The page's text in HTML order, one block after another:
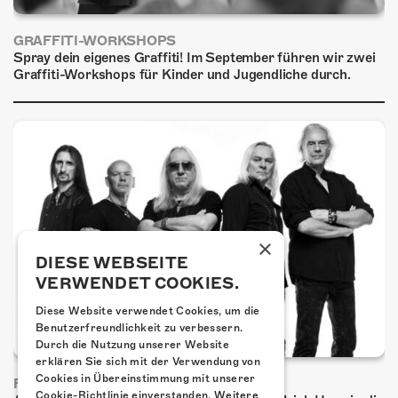
GRAFFITI-WORKSHOPS
Spray dein eigenes Graffiti! Im September führen wir zwei
Graffiti-Workshops für Kinder und Jugendliche durch.
FRISCH BESTÄTIGT: URIAH HEEP
×
DIESE WEBSEITE
VERWENDET COOKIES.
Diese Website verwendet Cookies, um die
Benutzerfreundlichkeit zu verbessern.
Durch die Nutzung unserer Website
erklären Sie sich mit der Verwendung von
Cookies in Übereinstimmung mit unserer
Cookie-Richtlinie einverstanden. Weitere